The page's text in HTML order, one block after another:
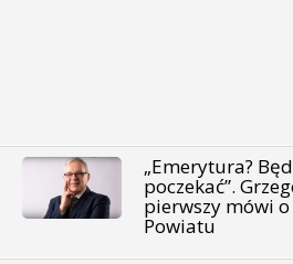
„Emerytura?
poczekać”.
pierwszy mówi
Powiatu